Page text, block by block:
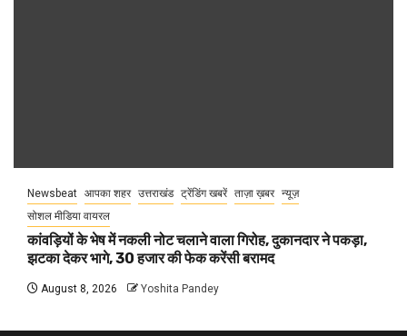
Newsbeat आपका शहर उत्तराखंड ट्रेंडिंग खबरें ताज़ा ख़बर न्यूज़
सोशल मीडिया वायरल
कांवड़ियों के भेष में नकली नोट चलाने वाला गिरोह, दुकानदार ने पकड़ा,
झटका देकर भागे, 30 हजार की फेक करेंसी बरामद
August 8, 2026 Yoshita Pandey